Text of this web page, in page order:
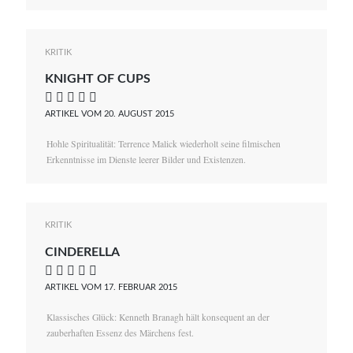
KRITIK
KNIGHT OF CUPS
    
ARTIKEL VOM 20. AUGUST 2015
Hohle Spiritualität: Terrence Malick wiederholt seine filmischen
Erkenntnisse im Dienste leerer Bilder und Existenzen.
KRITIK
CINDERELLA
    
ARTIKEL VOM 17. FEBRUAR 2015
Klassisches Glück: Kenneth Branagh hält konsequent an der
zauberhaften Essenz des Märchens fest.